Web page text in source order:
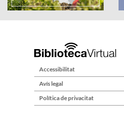
Accessibilitat
Avís legal
Política de privacitat